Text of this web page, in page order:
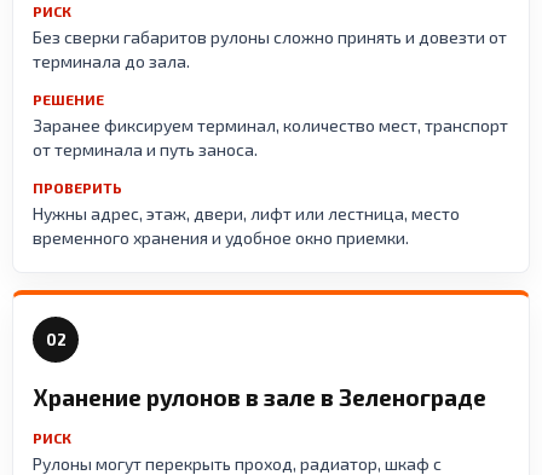
РИСК
Без сверки габаритов рулоны сложно принять и довезти от
терминала до зала.
РЕШЕНИЕ
Заранее фиксируем терминал, количество мест, транспорт
от терминала и путь заноса.
ПРОВЕРИТЬ
Нужны адрес, этаж, двери, лифт или лестница, место
временного хранения и удобное окно приемки.
02
Хранение рулонов в зале в Зеленограде
РИСК
Рулоны могут перекрыть проход, радиатор, шкаф с